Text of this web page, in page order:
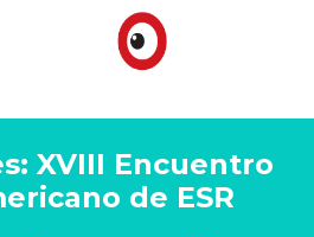
XVIII Encuentro
de ESR